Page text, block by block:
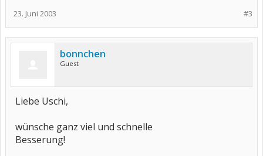
#3
23. Juni 2003
bonnchen
Guest
Liebe Uschi,
wünsche ganz viel und schnelle
Besserung!